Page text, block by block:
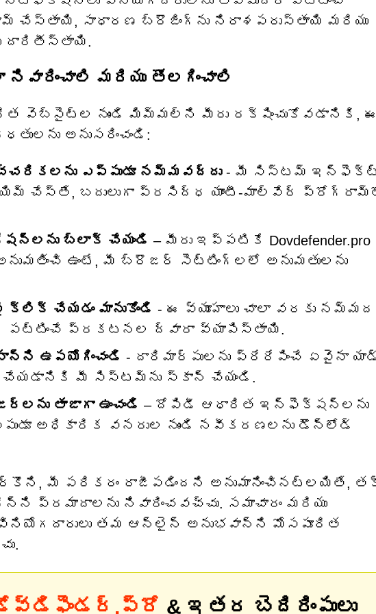
చేస్తాయి, సాధారణ బ్రౌజింగ్‌ను నిరాశపరుస్తాయి మరియు
దారితీస్తాయి.
నివారించాలి మరియు తొలగించాలి
వెబ్‌సైట్‌ల నుండి మిమ్మల్ని మీరు రక్షించుకోవడానికి, ఈ
అనుసరించండి:
ఎప్పుడూ నమ్మవద్దు- మీ సిస్టమ్ ఇన్ఫెక్ట్
చేస్తే, బదులుగా ప్రసిద్ధ యాంటీ-మాల్వేర్
బ్లాక్ చేయండి – మీరు ఇప్పటికే Dovdefender.pro
ఉంటే, మీ బ్రౌజర్ సెట్టింగ్‌లలో అనుమతులను
చేయడం మానుకోండి - ఈ వ్యూహాలు చాలా వరకు
పట్టించే ప్రకటనల ద్వారా వ్యాపిస్తాయి.
ఉపయోగించండి - దారిమార్పులను ప్రేరేపించే ఏవైనా
చేయడానికి మీ సిస్టమ్‌ను స్కాన్ చేయండి.
తాజాగా ఉంచండి – దోపిడీ ఆధారిత ఇన్ఫెక్షన్‌లను
అధికారిక వనరుల నుండి నవీకరణలను డౌన్‌లోడ్
ఎదుర్కొని, మీ పరికరం రాజీపడిందని అనుమానించినట్లయితే,
ప్రమాదాలను నివారించవచ్చు. సమాచారం మరియు
తమ ఆన్‌లైన్ అనుభవాన్ని మోసపూరిత
& ఇతర బెదిరింపులు